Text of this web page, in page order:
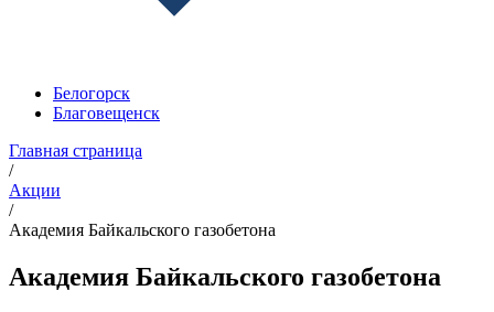
Белогорск
Благовещенск
Главная страница
/
Акции
/
Академия Байкальского газобетона
Академия Байкальского газобетона